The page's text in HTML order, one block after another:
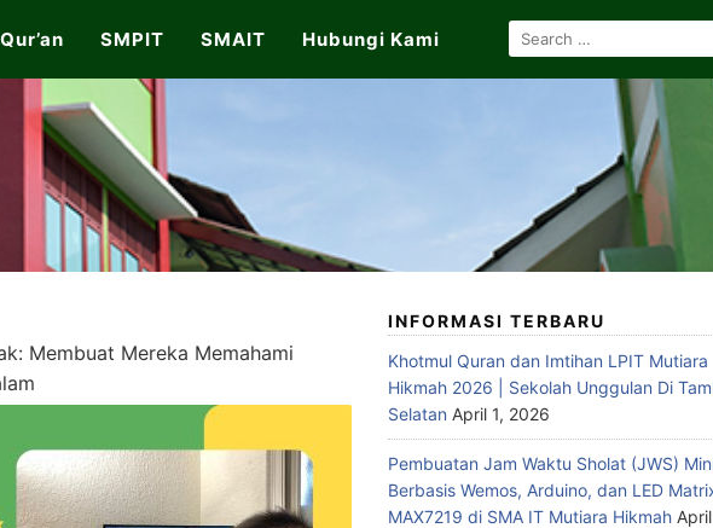
SMPIT SMAIT Hubungi Kami
SEARCH
FOR:
Membuat Mereka Memahami
INFORMASI TERBARU
Khotmul Quran dan Imtihan LPIT Mutiara
Hikmah 2026 | Sekolah Unggulan Di
Selatan April 1, 2026
Pembuatan Jam Waktu Sholat (JWS)
Berbasis Wemos, Arduino, dan LED
MAX7219 di SMA IT Mutiara Hikmah